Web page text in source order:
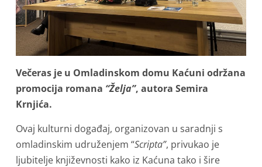
Večeras je u Omladinskom domu Kaćuni održana
promocija romana “Želja”, autora Semira
Krnjića.
Ovaj kulturni događaj, organizovan u saradnji s
omladinskim udruženjem “Scripta”, privukao je
ljubitelje književnosti kako iz Kaćuna tako i šire